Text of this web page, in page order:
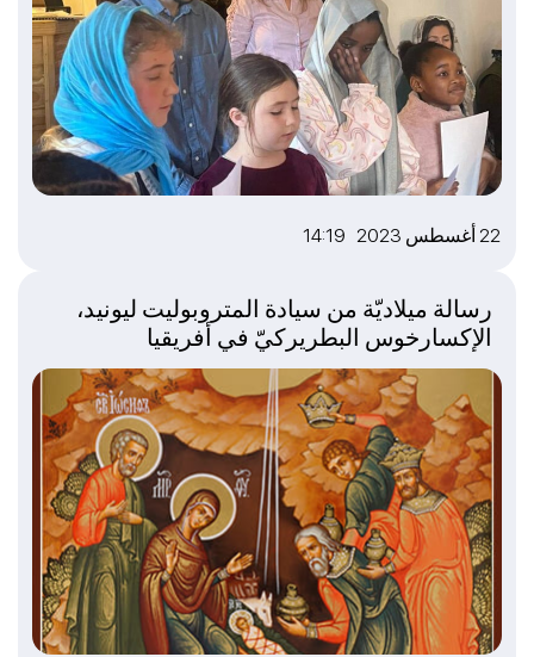
22 أغسطس 2023 14:19
رسالة ميلاديّة من سيادة المتروبوليت ليونيد،
الإكسارخوس البطريركيّ في أفريقيا